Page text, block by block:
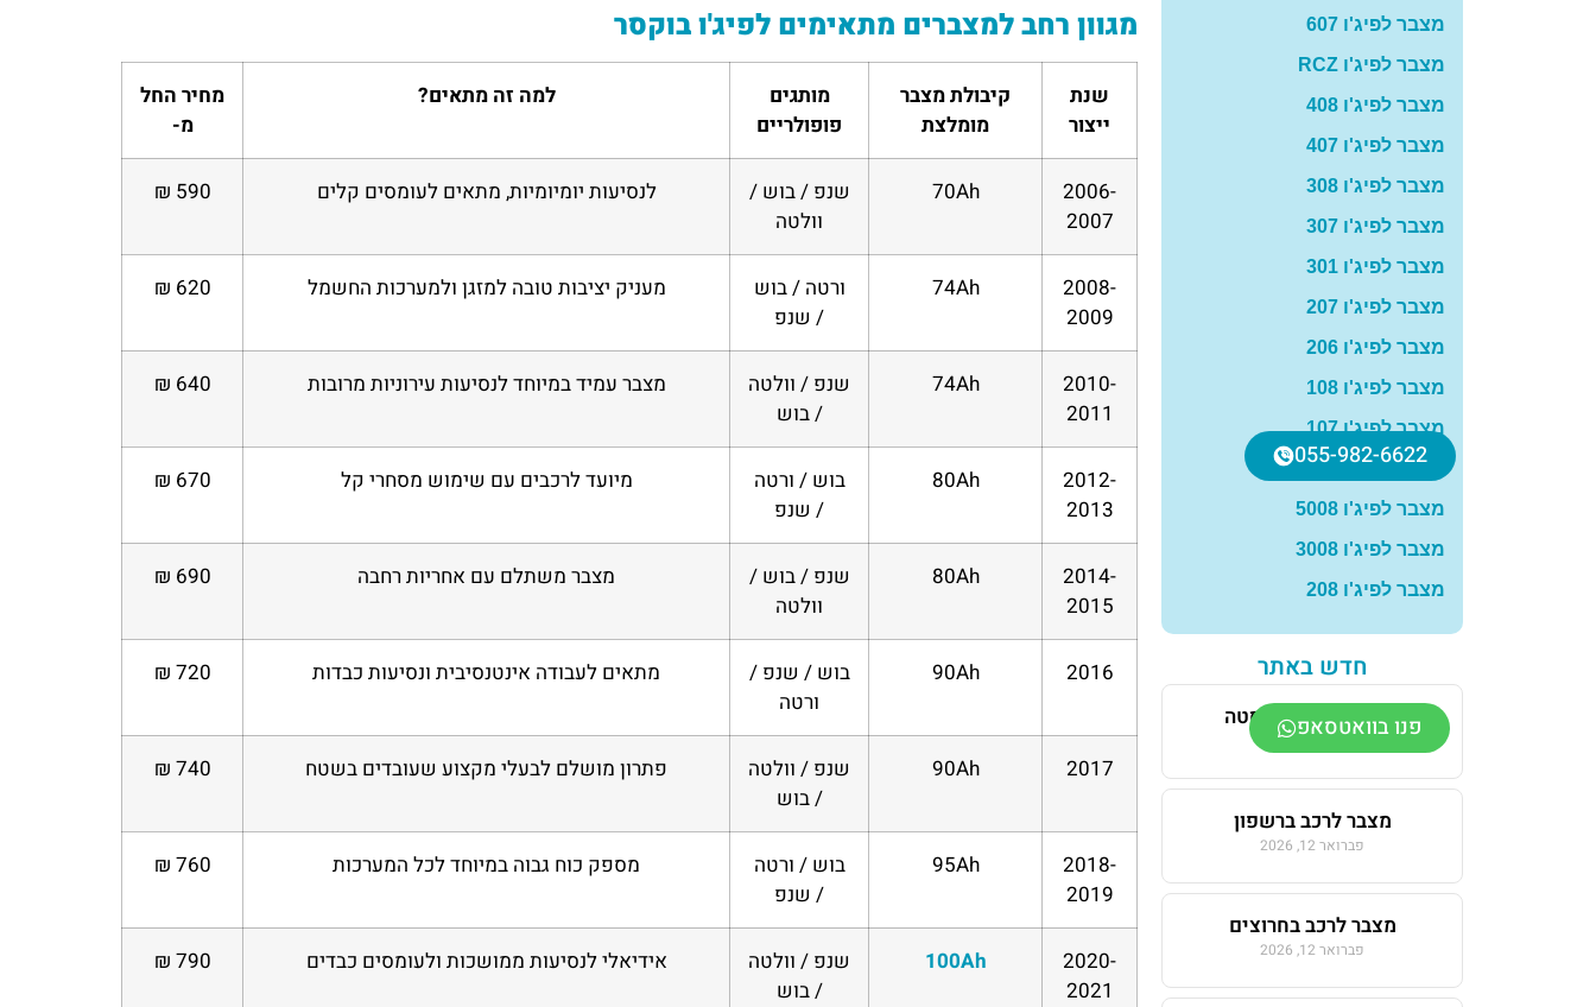
מצבר לפיג'ו 607
מצבר לפיג'ו RCZ
מצבר לפיג'ו 408
מצבר לפיג'ו 407
מצבר לפיג'ו 308
מצבר לפיג'ו 307
מצבר לפיג'ו 301
מצבר לפיג'ו 207
מצבר לפיג'ו 206
מצבר לפיג'ו 108
מצבר לפיג'ו 107
מצבר לפיג'ו 408
מצבר לפיג'ו 5008
מצבר לפיג'ו 3008
מצבר לפיג'ו 208
חדש באתר
מצבר לפורד פיאסטה
מרץ 22, 2026
מצבר לרכב ברשפון
פברואר 12, 2026
מצבר לרכב בחרוצים
פברואר 12, 2026
מגוון רחב למצברים מתאימים לפיג'ו בוקסר
שנת
ייצור
קיבולת מצבר
מומלצת
מותגים
פופולריים
למה זה מתאים?
מחיר החל
מ-
2006-
2007
70Ah
שנפ / בוש /
וולטה
לנסיעות יומיומיות, מתאים לעומסים קלים 590 ₪
2008-
2009
74Ah
ורטה / בוש
/ שנפ
מעניק יציבות טובה למזגן ולמערכות החשמל 620 ₪
2010-
2011
74Ah
שנפ / וולטה
/ בוש
מצבר עמיד במיוחד לנסיעות עירוניות מרובות 640 ₪
2012-
2013
80Ah
בוש / ורטה
/ שנפ
מיועד לרכבים עם שימוש מסחרי קל 670 ₪
2014-
2015
80Ah
שנפ / בוש /
וולטה
מצבר משתלם עם אחריות רחבה 690 ₪
2016
90Ah
בוש / שנפ /
ורטה
מתאים לעבודה אינטנסיבית ונסיעות כבדות 720 ₪
2017
90Ah
שנפ / וולטה
/ בוש
פתרון מושלם לבעלי מקצוע שעובדים בשטח 740 ₪
2018-
2019
95Ah
בוש / ורטה
/ שנפ
מספק כוח גבוה במיוחד לכל המערכות 760 ₪
2020-
2021
100Ah
שנפ / וולטה
/ בוש
אידיאלי לנסיעות ממושכות ולעומסים כבדים 790 ₪
055-982-6622
פנו בוואטסאפ